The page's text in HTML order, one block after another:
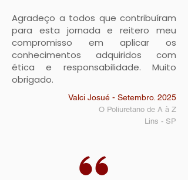
Agradeço a todos que contribuíram
para esta jornada e reitero meu
compromisso em aplicar os
conhecimentos adquiridos com
ética e responsabilidade. Muito
obrigado.
Valci Josué - Setembro. 2025
O Poliuretano de A à Z
Lins - SP